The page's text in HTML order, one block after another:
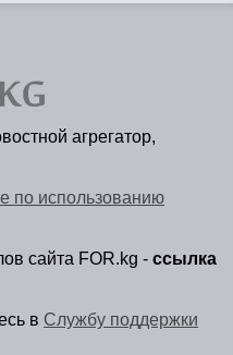
агрегатор,
по использованию
сайта FOR.kg - ссылка
в Службу поддержки